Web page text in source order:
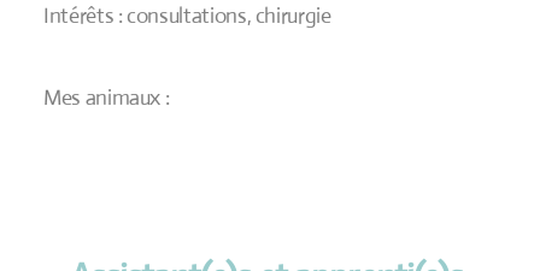
Intérêts : consultations, chirurgie
Mes animaux :